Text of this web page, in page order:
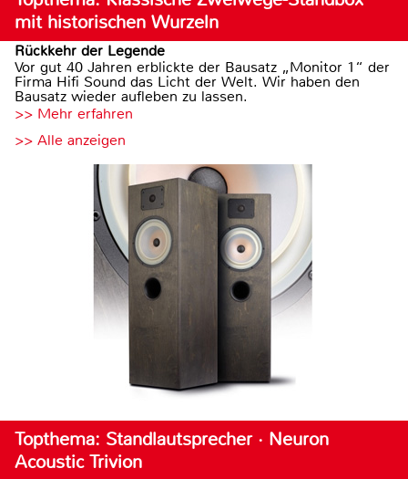
mit historischen Wurzeln
Rückkehr der Legende
Vor gut 40 Jahren erblickte der Bausatz „Monitor 1“ der
Firma Hifi Sound das Licht der Welt. Wir haben den
Bausatz wieder aufleben zu lassen.
>> Mehr erfahren
>> Alle anzeigen
Topthema: Standlautsprecher · Neuron
Acoustic Trivion